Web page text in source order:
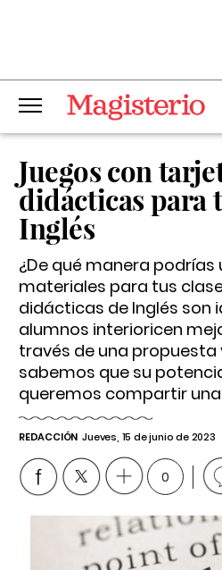
Juegos con
didácticas para
Inglés
¿De qué manera podrías
materiales para tus
didácticas de Inglés son
alumnos interioricen
través de una propuesta
sabemos que su
queremos compartir
REDACCIÓN Jueves, 15 de junio de 2023
0